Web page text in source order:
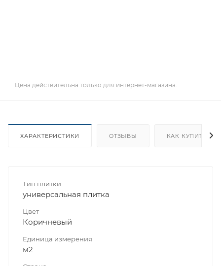
Цена действительна только для интернет-магазина.
ХАРАКТЕРИСТИКИ ОТЗЫВЫ КАК КУПИТЬ
Тип плитки
универсальная плитка
Цвет
Коричневый
Единица измерения
м2